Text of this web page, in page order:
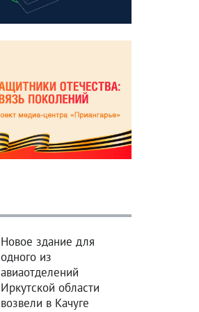
Новое здание для
одного из
авиаотделений
Иркутской области
возвели в Качуге